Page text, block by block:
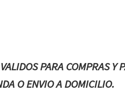
PARA COMPRAS Y
O ENVIO A DOMICILIO.